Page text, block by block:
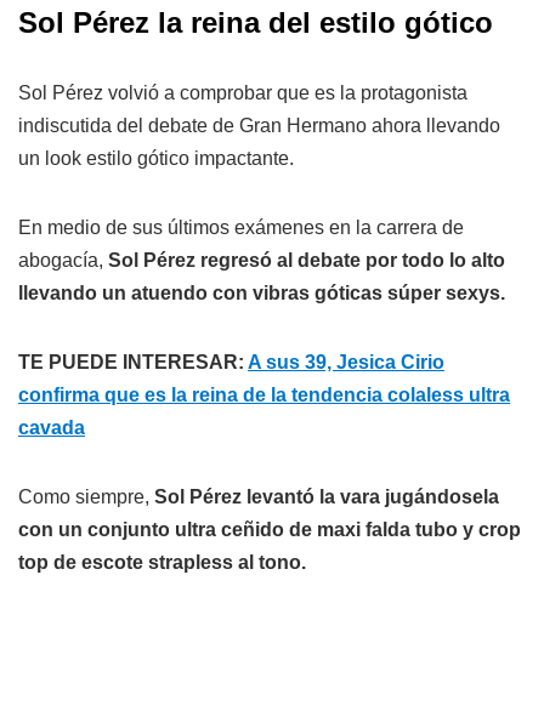
Sol Pérez la reina del estilo gótico
Sol Pérez volvió a comprobar que es la protagonista
indiscutida del debate de Gran Hermano ahora llevando
un look estilo gótico impactante.
En medio de sus últimos exámenes en la carrera de
abogacía, Sol Pérez regresó al debate por todo lo alto
llevando un atuendo con vibras góticas súper sexys.
TE PUEDE INTERESAR: A sus 39, Jesica Cirio
confirma que es la reina de la tendencia colaless ultra
cavada
Como siempre, Sol Pérez levantó la vara jugándosela
con un conjunto ultra ceñido de maxi falda tubo y crop
top de escote strapless al tono.